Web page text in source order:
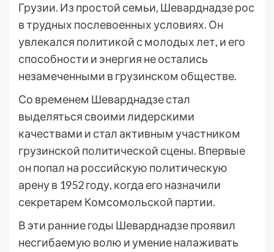
Грузии. Из простой семьи, Шеварднадзе рос
в трудных послевоенных условиях. Он
увлекался политикой с молодых лет, и его
способности и энергия не остались
незамеченными в грузинском обществе.
Со временем Шеварднадзе стал
выделяться своими лидерскими
качествами и стал активным участником
грузинской политической сцены. Впервые
он попал на российскую политическую
арену в 1952 году, когда его назначили
секретарем Комсомольской партии.
В эти ранние годы Шеварднадзе проявил
несгибаемую волю и умение налаживать